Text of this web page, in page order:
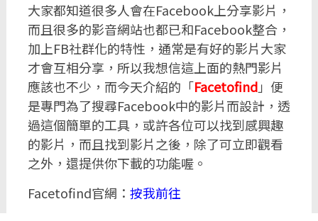
大家都知道很多人會在Facebook上分享影片，
而且很多的影音網站也都已和Facebook整合，
加上FB社群化的特性，通常是有好的影片大家
才會互相分享，所以我想信這上面的熱門影片
應該也不少，而今天介紹的「Facetofind」便
是專門為了搜尋Facebook中的影片而設計，透
過這個簡單的工具，或許各位可以找到感興趣
的影片，而且找到影片之後，除了可立即觀看
之外，還提供你下載的功能喔。
Facetofind官網： 按我前往